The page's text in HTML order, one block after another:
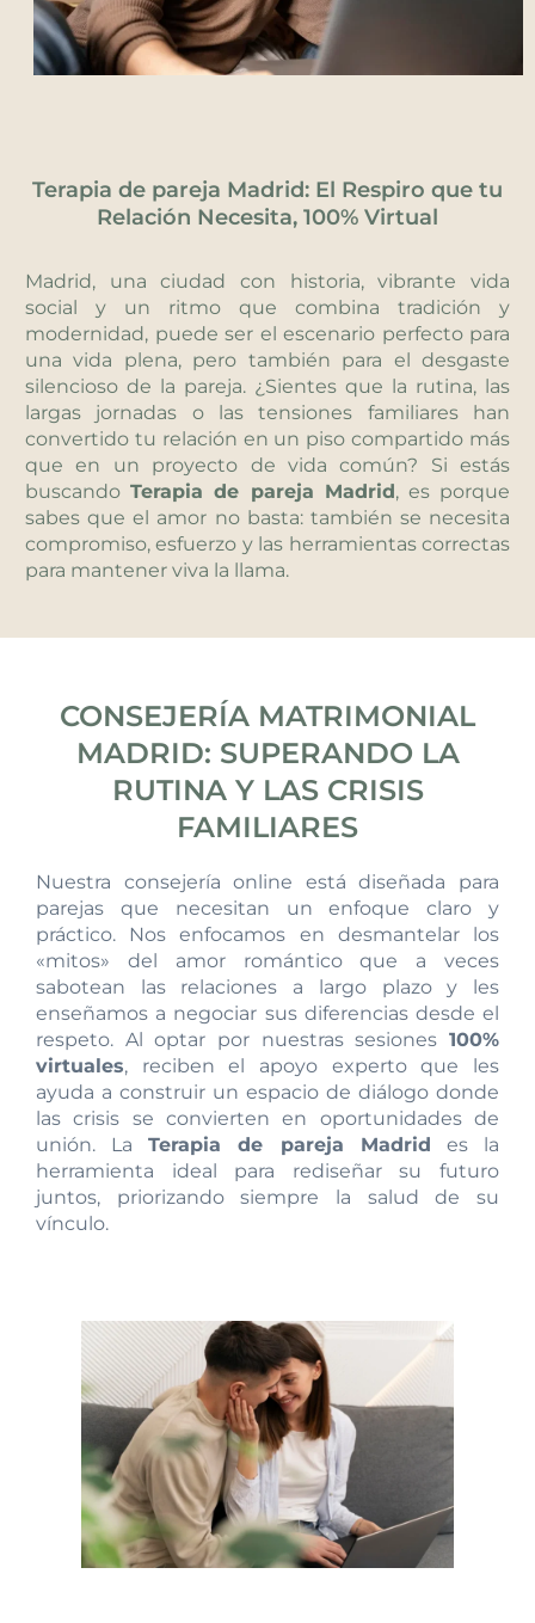
Terapia de pareja Madrid: El Respiro que tu
Relación Necesita, 100% Virtual
Madrid, una ciudad con historia, vibrante vida
social y un ritmo que combina tradición y
modernidad, puede ser el escenario perfecto para
una vida plena, pero también para el desgaste
silencioso de la pareja. ¿Sientes que la rutina, las
largas jornadas o las tensiones familiares han
convertido tu relación en un piso compartido más
que en un proyecto de vida común? Si estás
buscandoTerapia de pareja Madrid, es porque
sabes que el amor no basta: también se necesita
compromiso, esfuerzo y las herramientas correctas
para mantener viva la llama.
CONSEJERÍA MATRIMONIAL
MADRID: SUPERANDO LA
RUTINA Y LAS CRISIS
FAMILIARES
Nuestra consejería online está diseñada para
parejas que necesitan un enfoque claro y
práctico. Nos enfocamos en desmantelar los
«mitos» del amor romántico que a veces
sabotean las relaciones a largo plazo y les
enseñamos a negociar sus diferencias desde el
respeto. Al optar por nuestras sesiones 100%
virtuales, reciben el apoyo experto que les
ayuda a construir un espacio de diálogo donde
las crisis se convierten en oportunidades de
unión. LaTerapia de pareja Madrid es la
herramienta ideal para rediseñar su futuro
juntos, priorizando siempre la salud de su
vínculo.